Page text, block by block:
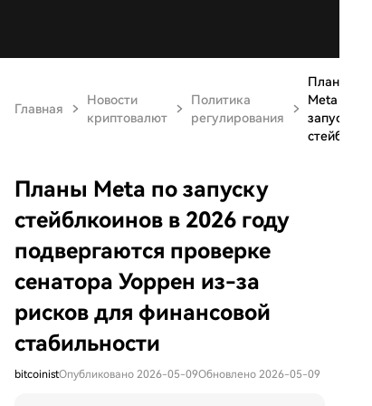
Главная
Новости
криптовалют
Политика
регулирования
Планы
Meta по
запуску
стейблко...
Планы Meta по запуску
стейблкоинов в 2026 году
подвергаются проверке
сенатора Уоррен из-за
рисков для финансовой
стабильности
bitcoinistОпубликовано 2026-05-09Обновлено 2026-05-09